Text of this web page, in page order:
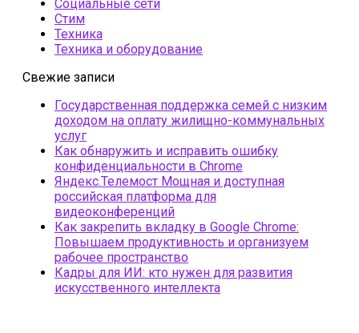
Социальные сети
Стим
Техника
Техника и оборудование
Свежие записи
Государственная поддержка семей с низким
доходом на оплату жилищно-коммунальных
услуг
Как обнаружить и исправить ошибку
конфиденциальности в Chrome
Яндекс.Телемост Мощная и доступная
российская платформа для
видеоконференций
Как закрепить вкладку в Google Chrome:
Повышаем продуктивность и организуем
рабочее пространство
Кадры для ИИ: кто нужен для развития
искусственного интеллекта